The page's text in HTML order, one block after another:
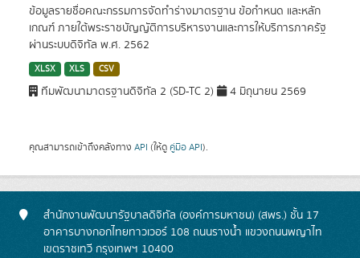
ข้อมูลรายชื่อคณะกรรมการจัดทำร่างมาตรฐาน ข้อกำหนด และหลัก
เกณฑ์ ภายใต้พระราชบัญญัติการบริหารงานและการให้บริการภาครัฐ
ผ่านระบบดิจิทัล พ.ศ. 2562
XLSX XLS CSV
ทีมพัฒนามาตรฐานดิจิทัล 2 (SD-TC 2) 4 มิถุนายน 2569
คุณสามารถเข้าถึงคลังทาง API (ให้ดู คู่มือ API).
สำนักงานพัฒนารัฐบาลดิจิทัล (องค์การมหาชน) (สพร.) ชั้น 17
อาคารบางกอกไทยทาวเวอร์ 108 ถนนรางน้ำ แขวงถนนพญาไท
เขตราชเทวี กรุงเทพฯ 10400